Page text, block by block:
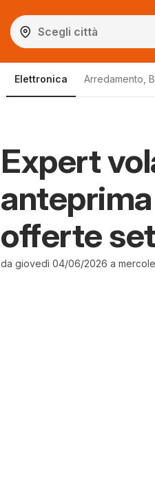
Elettronica Arredamento,
Expert
offerte
da giovedì 04/06/2026 a